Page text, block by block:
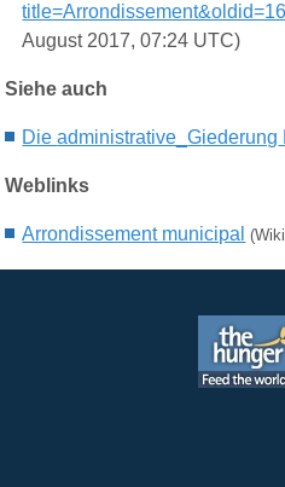
August 2017, 07:24 UTC)
Siehe auch
Dieadministrative_Giederung
Weblinks
Arrondissement municipal